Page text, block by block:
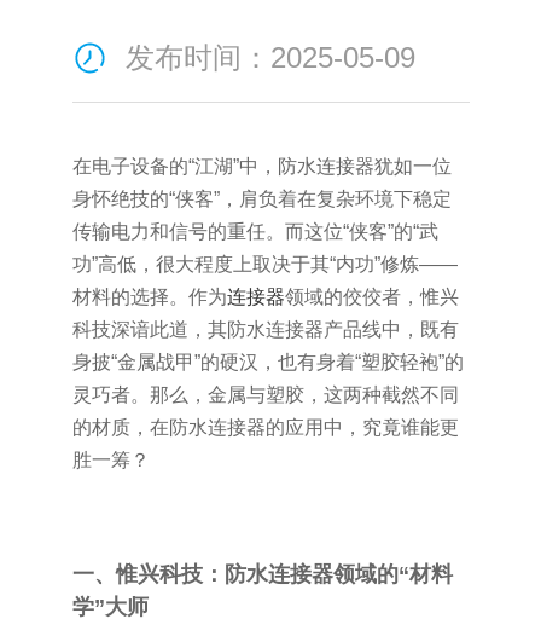
发布时间：2025-05-09
在电子设备的“江湖”中，防水连接器犹如一位
身怀绝技的“侠客”，肩负着在复杂环境下稳定
传输电力和信号的重任。而这位“侠客”的“武
功”高低，很大程度上取决于其“内功”修炼——
材料的选择。作为连接器领域的佼佼者，惟兴
科技深谙此道，其防水连接器产品线中，既有
身披“金属战甲”的硬汉，也有身着“塑胶轻袍”的
灵巧者。那么，金属与塑胶，这两种截然不同
的材质，在防水连接器的应用中，究竟谁能更
胜一筹？
一、惟兴科技：防水连接器领域的“材料
学”大师